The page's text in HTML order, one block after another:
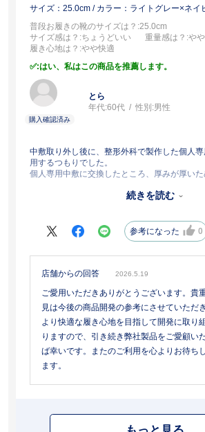
サイズ：25.0cm / カラー：ライトグレー×ネイ
普段お履きの靴のサイズは？ :25.0cm
サイズ感は？ :ちょうどいい 重量感は？ :や
履き心地は？ :やや快適
:はい、私はこの商品を推薦します。
とら
年代:60代 性別:男性
中敷取り外し後に、整形外科で製作した個人
用するつもりでした。
個人専用中敷に交換したところ、厚みが厚い
もう少し踵まわりの立ち上がりが高くて、厚み
続きを読む
参考になった 0
店舗からの回答 2026.5.19
ご愛用いただきありがとうございます。貴
見は今後の商品開発の参考にさせていただき
より快適な履き心地を目指して開発に取り
りますので、引き続き弊社製品をご愛顧い
ば幸いです。またのご利用を心よりお待ち
ます。